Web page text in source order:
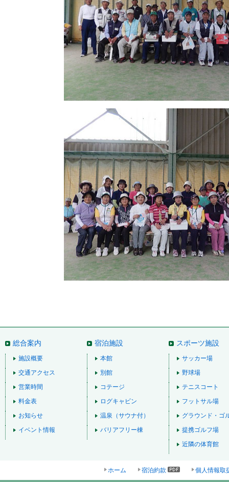
総合案内
施設概要
交通アクセス
営業時間
料金表
お知らせ
イベント情報
宿泊施設
本館
別館
コテージ
ログキャビン
温泉（サウナ付）
バリアフリー棟
スポーツ施設
サッカー場
野球場
テニスコート
フットサル場
グラウンド・ゴ
提携ゴルフ場
近隣の体育館
ホーム 宿泊約款 個人情報取